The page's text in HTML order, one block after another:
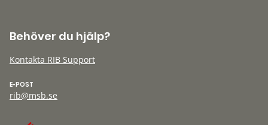
Behöver du hjälp?
Kontakta RIB Support
E-POST
rib@msb.se